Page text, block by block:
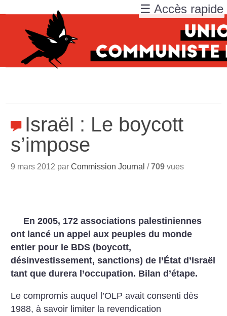
Israël : Le boycott
s’impose
9 mars 2012 parCommission Journal /709 vues
En 2005, 172 associations palestiniennes
ont lancé un appel aux peuples du monde
entier pour le BDS (boycott,
désinvestissement, sanctions) de l’État d’Israël
tant que durera l’occupation. Bilan d’étape.
Le compromis auquel l’OLP avait consenti dès
1988, à savoir limiter la revendication
☰ Accès rapide